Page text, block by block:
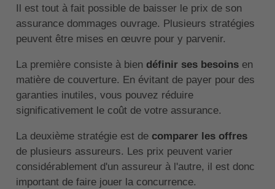
Il est tout à fait possible de baisser le prix de son
assurance dommages ouvrage. Plusieurs stratégies
peuvent être mises en œuvre pour y parvenir.
La première consiste à bien définir ses besoinsen
matière de couverture. En évitant de payer pour des
garanties inutiles, vous pouvez réduire
significativement le coût de votre assurance.
La deuxième stratégie est de comparer les offres
de plusieurs assureurs. Les prix peuvent varier
considérablement d'un assureur à l'autre, il est donc
important de faire jouer la concurrence.